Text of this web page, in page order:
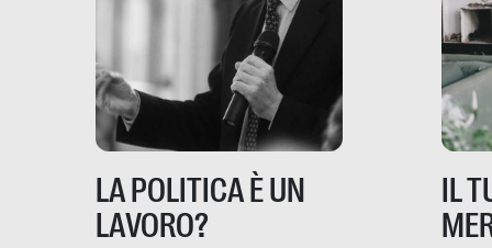
LA POLITICA È UN
LAVORO?
IL